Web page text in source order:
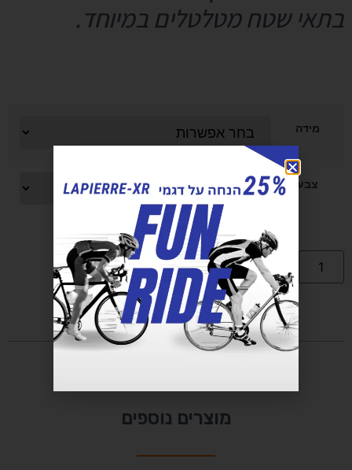
בתאי שטח מטלטלים במיוחד.
מידה
צבע
הוספה לסל Alternative:
מוצרים נוספים